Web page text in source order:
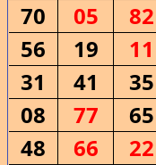
70
05 82
56
19 11
31
41 35
08
77 65
48
66 22